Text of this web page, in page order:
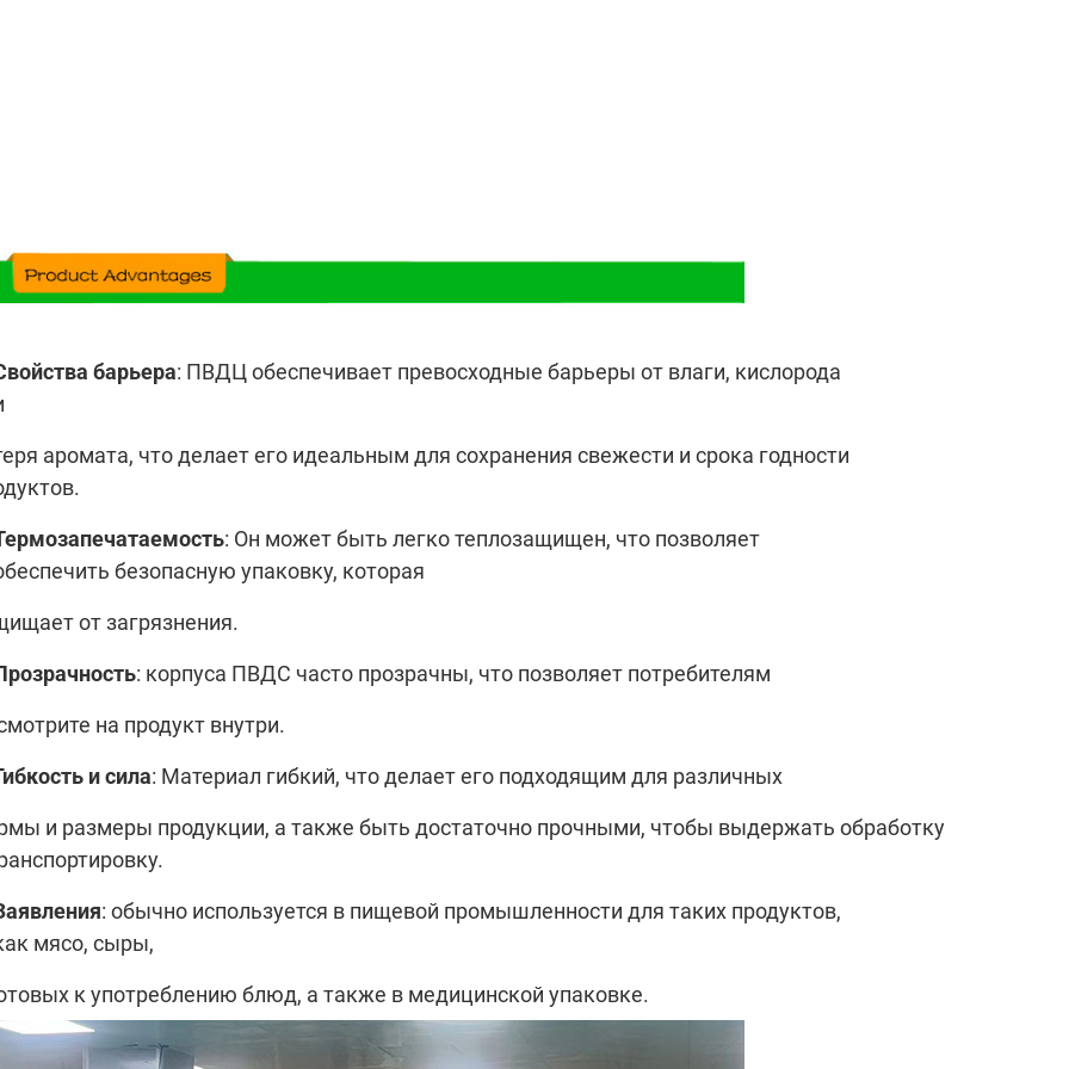
барьера: ПВДЦ обеспечивает превосходные барьеры от влаги, кислорода
аромата, что делает его идеальным для сохранения свежести и срока годности
: Он может быть легко теплозащищен, что позволяет
безопасную упаковку, которая
от загрязнения.
: корпуса ПВДС часто прозрачны, что позволяет потребителям
на продукт внутри.
и сила: Материал гибкий, что делает его подходящим для различных
и размеры продукции, а также быть достаточно прочными, чтобы выдержать обработку
: обычно используется в пищевой промышленности для таких продуктов,
мясо, сыры,
к употреблению блюд, а также в медицинской упаковке.